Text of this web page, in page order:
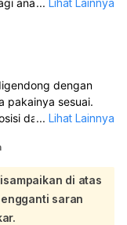
terlalu sering
dengan
pakainya sesuai.
dan bisa dipakai
posisi bayi erat,
menekuk ke
Jika bayi sudah
structure carrier
... Lihat Lainnya
di atas
saran